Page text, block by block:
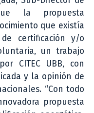
la propuesta
que existía
certificación y/o
un trabajo
CITEC UBB, con
y la opinión de
“Con todo
propuesta